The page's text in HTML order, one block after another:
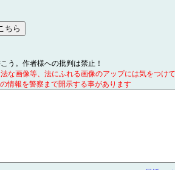
う。作者様への批判は禁止！
な画像等、法にふれる画像のアップには気をつけ
情報を警察まで開示する事があります